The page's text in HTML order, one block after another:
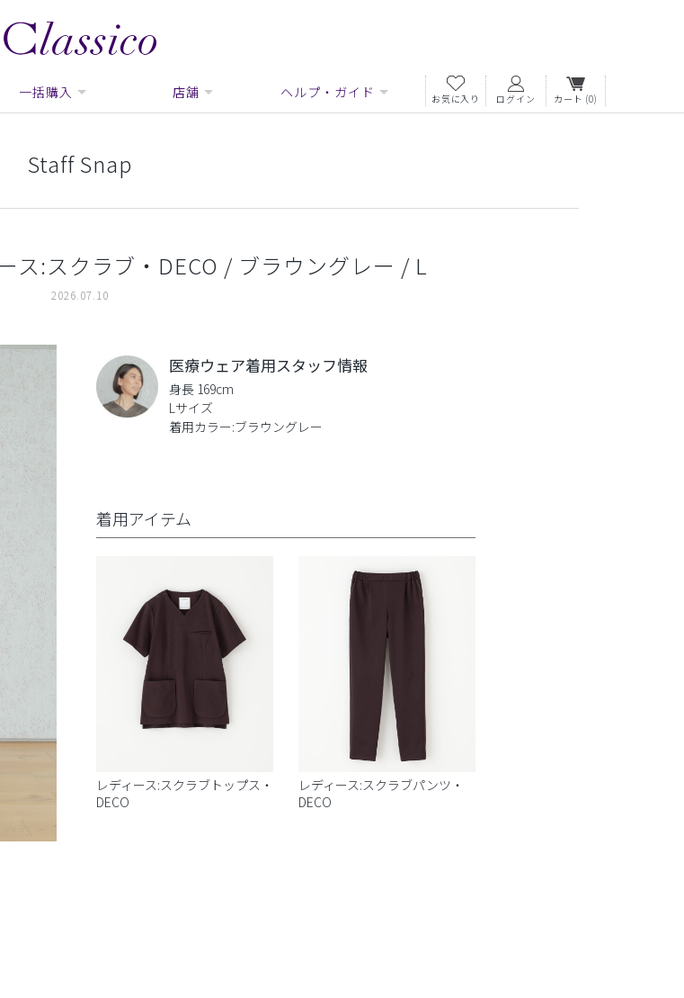
一括購入 店舗 ヘルプ・ガイド お気に入り ログイン カート (0)
Staff Snap
ス:スクラブ・DECO / ブラウングレー / L
2026.07.10
医療ウェア着用スタッフ情報
身長 169cm
Lサイズ
着用カラー:ブラウングレー
着用アイテム
レディース:スクラブトップス・
DECO
レディース:スクラブパンツ・
DECO